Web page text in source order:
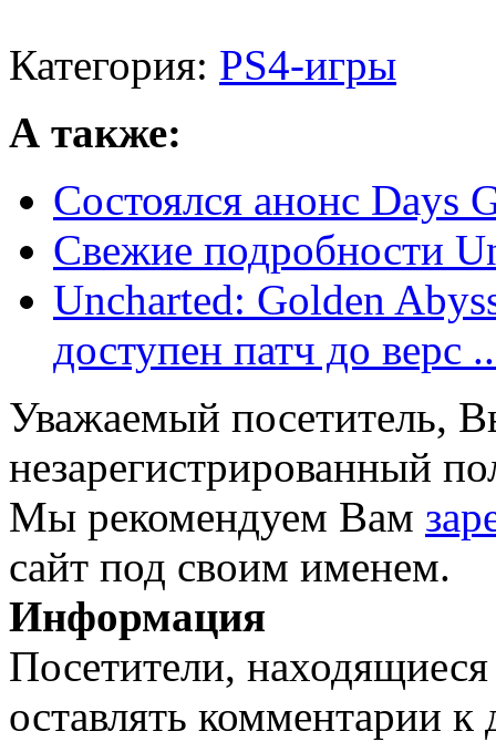
Категория: PS4-игры
А также:
Состоялся анонс Days
Свежие подробности
Uncharted: Golden
доступен патч до верс
Уважаемый посетитель,
незарегистрированный
Мы рекомендуем Вам
сайт под своим именем.
Информация
Посетители,
оставлять комментарии